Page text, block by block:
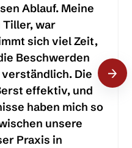
Ablauf. Meine
Tiller, war
sich viel Zeit,
Beschwerden
Die
effektiv, und
haben mich so
unsere
Praxis in